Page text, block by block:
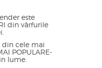
este
din vârfurile
din cele mai
POPULARE-
lume.